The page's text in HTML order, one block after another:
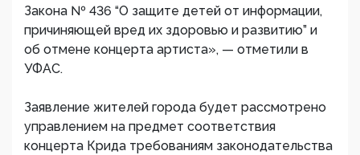
Закона № 436 “О защите детей от информации,
причиняющей вред их здоровью и развитию” и
об отмене концерта артиста», — отметили в
УФАС.
Заявление жителей города будет рассмотрено
управлением на предмет соответствия
концерта Крида требованиям законодательства